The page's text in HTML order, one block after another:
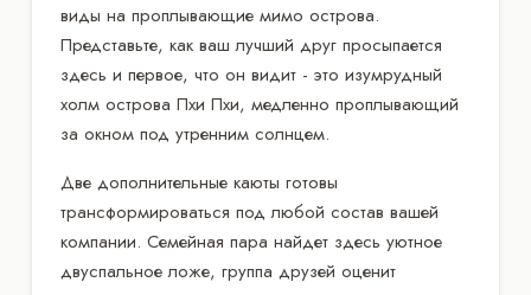
виды на проплывающие мимо острова.
Представьте, как ваш лучший друг просыпается
здесь и первое, что он видит - это изумрудный
холм острова Пхи Пхи, медленно проплывающий
за окном под утренним солнцем.
Две дополнительные каюты готовы
трансформироваться под любой состав вашей
компании. Семейная пара найдет здесь уютное
двуспальное ложе, группа друзей оценит